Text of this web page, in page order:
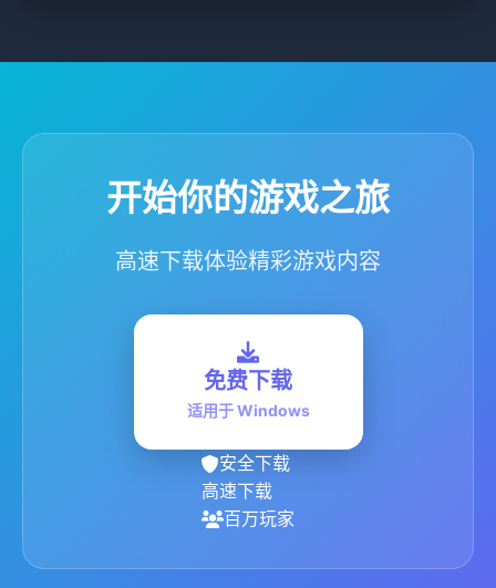
开始你的游戏之旅
高速下载体验精彩游戏内容
免费下载
适用于 Windows
安全下载
高速下载
百万玩家